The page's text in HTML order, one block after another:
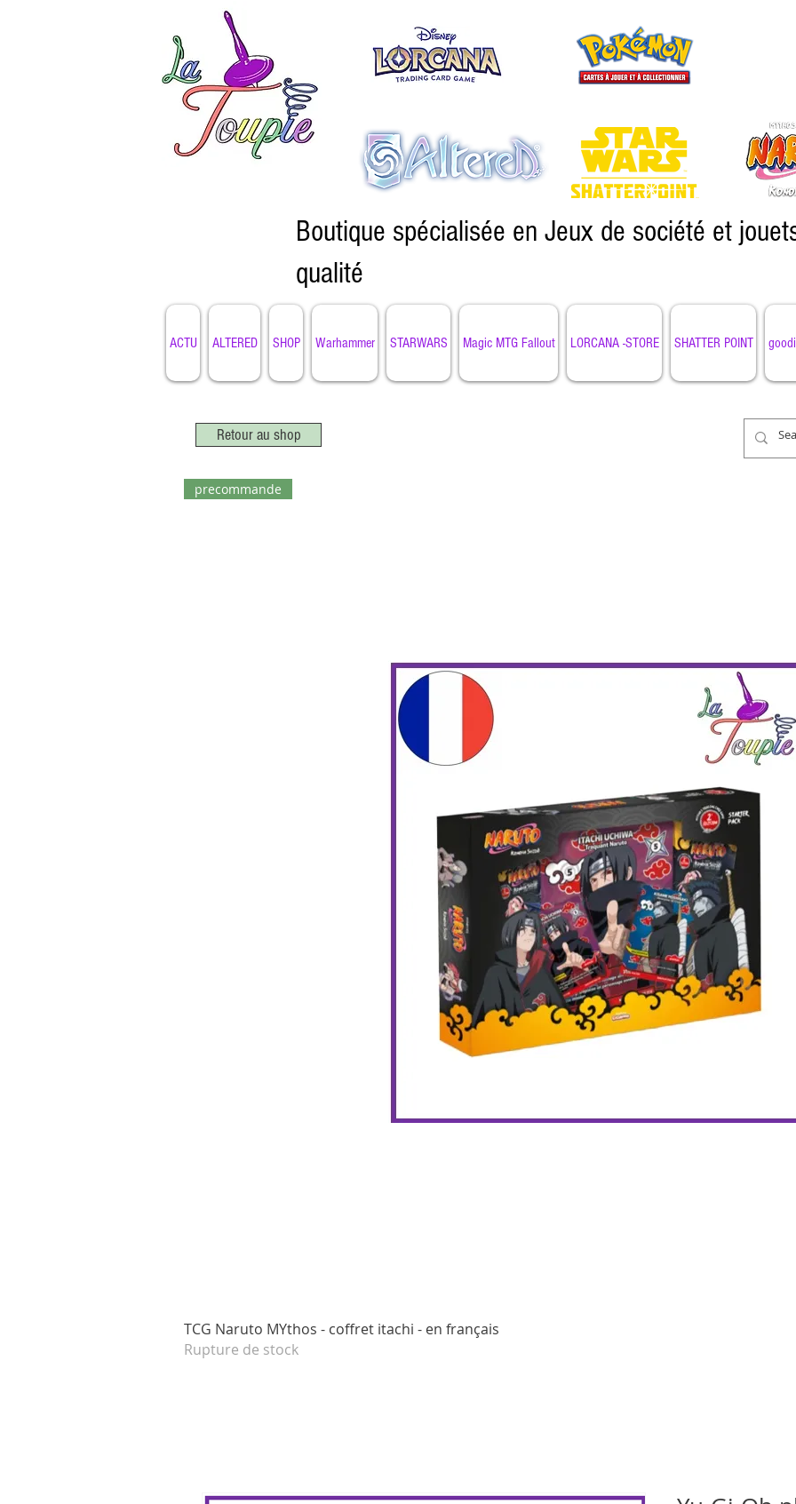
Boutique spécialisée en Jeux de société et
qualité
ACTU ALTERED SHOP Warhammer STARWARS Magic MTG Fallout LORCANA -STORE SHATTER POINT
Retour au shop
precommande
TCG Naruto MYthos - coffret itachi - en français
Rupture de stock